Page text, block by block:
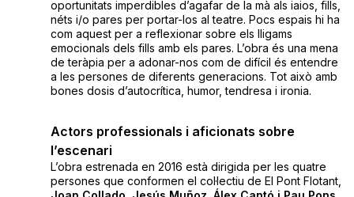
oportunitats imperdibles d’agafar de la mà als iaios, fills,
néts i/o pares per portar-los al teatre. Pocs espais hi ha
com aquest per a reflexionar sobre els lligams
emocionals dels fills amb els pares. L’obra és una mena
de teràpia per a adonar-nos com de difícil és entendre
a les persones de diferents generacions. Tot això amb
bones dosis d’autocrítica, humor, tendresa i ironia.
Actors professionals i aficionats sobre
l’escenari
L’obra estrenada en 2016 està dirigida per les quatre
persones que conformen el col·lectiu de El Pont Flotant,